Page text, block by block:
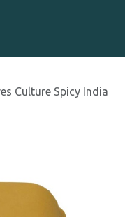
Culture Spicy India